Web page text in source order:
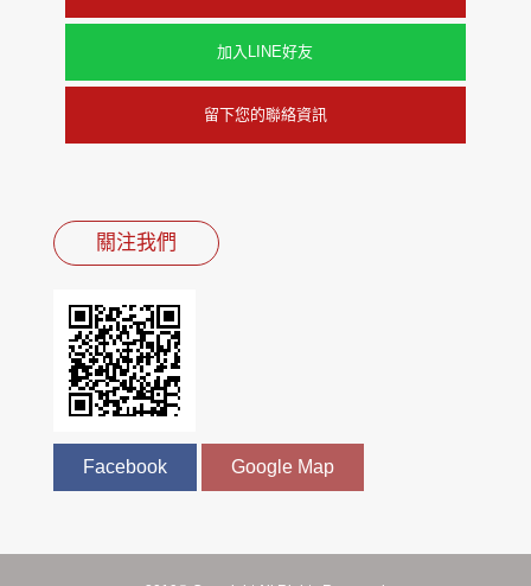
加入LINE好友
留下您的聯絡資訊
關注我們
Facebook Google Map